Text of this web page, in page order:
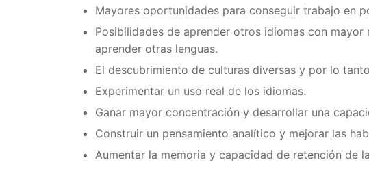
Mayores oportunidades para conseguir trabajo en
Posibilidades de aprender otros idiomas con
aprender otras lenguas.
El descubrimiento de culturas diversas y por lo
Experimentar un uso real de los idiomas.
Ganar mayor concentración y desarrollar una
Construir un pensamiento analítico y mejorar las
Aumentar la memoria y capacidad de retención de